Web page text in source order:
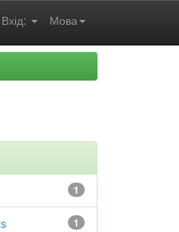
Мова
Вхід:
1
1